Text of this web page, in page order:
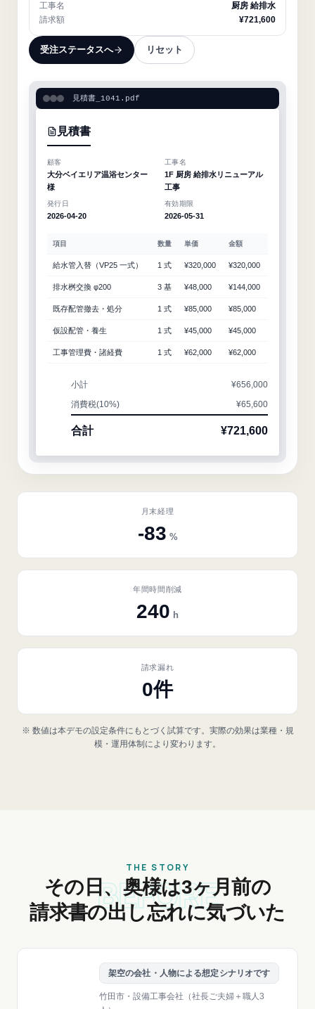
工事名
厨房 給排水
請求額
¥721,600
受注ステータスへ リセット
見積書_1041.pdf
見積書
顧客
大分ベイエリア温浴センター
様
工事名
1F 厨房 給排水リニューアル
工事
発行日
2026-04-20
有効期限
2026-05-31
項目 数量 単価 金額
給水管入替（VP25 一式） 1 式 ¥320,000 ¥320,000
排水桝交換 φ200 3 基 ¥48,000 ¥144,000
既存配管撤去・処分 1 式 ¥85,000 ¥85,000
仮設配管・養生 1 式 ¥45,000 ¥45,000
工事管理費・諸経費 1 式 ¥62,000 ¥62,000
小計
¥656,000
消費税(10%)
¥65,600
合計 ¥721,600
月末経理
-83 %
年間時間削減
240 h
請求漏れ
0件
※ 数値は本デモの設定条件にもとづく試算です。実際の効果は業種・規
模・運用体制により変わります。
BEFORE
THE STORY
その日、奥様は3ヶ月前の
請求書の出し忘れに気づいた
架空の会社・人物による想定シナリオです
竹田市・設備工事会社（社長ご夫婦＋職人3